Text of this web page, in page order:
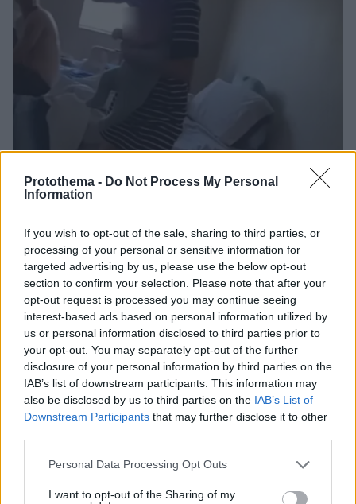
Protothema - Do Not Process My Personal
Information
If you wish to opt-out of the sale, sharing to third parties, or
processing of your personal or sensitive information for
targeted advertising by us, please use the below opt-out
section to confirm your selection. Please note that after your
opt-out request is processed you may continue seeing
interest-based ads based on personal information utilized by
us or personal information disclosed to third parties prior to
your opt-out. You may separately opt-out of the further
disclosure of your personal information by third parties on the
IAB’s list of downstream participants. This information may
also be disclosed by us to third parties on the IAB’s List of
Downstream Participants that may further disclose it to other
Please note that this website/app uses one or more Google
not limited to your visit or usage behaviour. You may click to
Personal Data Processing Opt Outs
I want to opt-out of the Sharing of my
Βίντεο: Αστυνομικός στις ΗΠΑ πυροβόλησε και
σκότωσε μητέρα που επιτέθηκε με μαχαίρι - Νεκρό και
το βρέφος που κρατούσε
Για την ώρα παραμένει άγνωστο ποιος από τους τρεις
αστυνομικούς που ήταν παρόντες και έχουν τεθεί σε
διαθεσιμότητα, άνοιξε πυρ
29.11.2024, 06:58